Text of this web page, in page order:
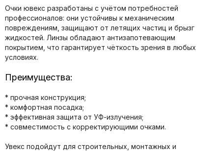
Очки ювекс разработаны с учётом потребностей
профессионалов: они устойчивы к механическим
повреждениям, защищают от летящих частиц и брызг
жидкостей. Линзы обладают антизапотевающим
покрытием, что гарантирует чёткость зрения в любых
условиях.
Преимущества:
* прочная конструкция;
* комфортная посадка;
* эффективная защита от УФ-излучения;
* совместимость с корректирующими очками.
Увекс подойдут для строительных, монтажных и